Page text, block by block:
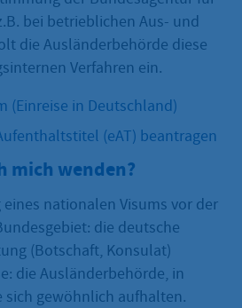
bei betrieblichen Aus- und
die Ausländerbehörde diese
Verfahren ein.
(Einreise in Deutschland)
(eAT) beantragen
mich wenden?
nationalen Visums vor der
die deutsche
(Botschaft, Konsulat)
die Ausländerbehörde, in
sich gewöhnlich aufhalten.